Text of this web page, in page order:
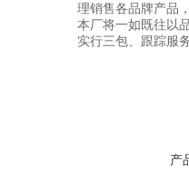
理销售各品牌产品
本厂将一如既往以
实行三包、跟踪服
产